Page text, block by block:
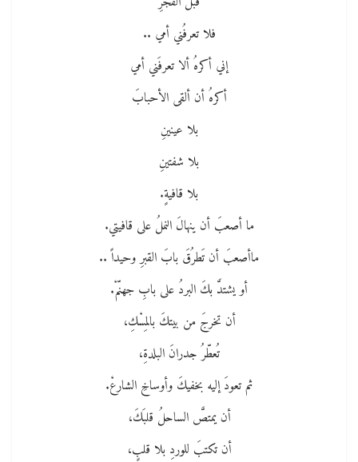
فلا تعرفُني أمي ..
إني أكرهُ ألا تعرفَني أمي
أكرهُ أن ألقى الأحبابَ
بلا عينينِ
بلا شفتينِ
بلا قافيةٍ.
ما أصعبَ أن ينهالَ النملُ على قافيتي.
ماأصعبَ أن تَطرُقَ بابَ القبرِ وحيداً ..
أو يشتدَّ بكَ البردُ على بابِ جهنّمْ.
أن تخرجَ من بيتكَ بالمِسْكِ،
تُعطّرُ جدرانَ البلدةِ،
ثم تعودَ إليه بخفيكَ وأوساخِ الشارعْ.
أن يمتصَّ الساحلُ قلبَكَ،
أن تكتبَ للوردِ بلا قلبٍ،